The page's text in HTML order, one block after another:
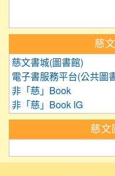
慈
慈文書城(圖書館)
電子書服務平台(公共圖
非「慈」Book
非「慈」Book IG
慈文